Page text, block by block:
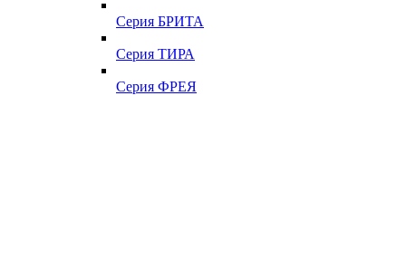
Серия БРИТА
Серия ТИРА
Серия ФРЕЯ